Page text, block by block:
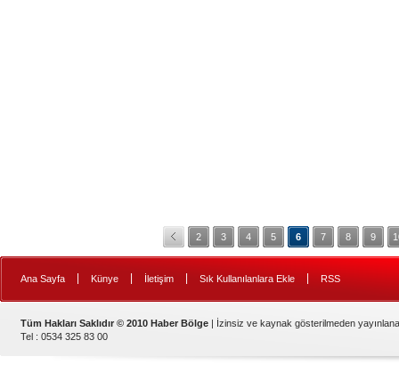
2 3 4 5 6 7 8 9
Ana Sayfa Künye İletişim Sık Kullanılanlara Ekle RSS
Tüm Hakları Saklıdır © 2010 Haber Bölge | İzinsiz ve kaynak gösterilmeden
Tel : 0534 325 83 00